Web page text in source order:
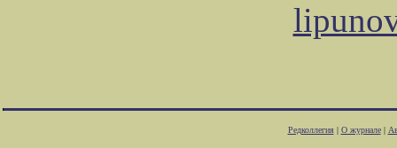
Редколлегия| О журнале|